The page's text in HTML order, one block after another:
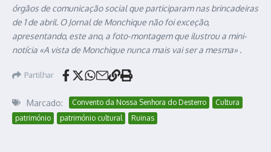
órgãos de comunicação social que participaram nas brincadeiras
de 1 de abril. O Jornal de Monchique não foi exceção,
apresentando, este ano, a foto-montagem que ilustrou a mini-
notícia «A vista de Monchique nunca mais vai ser a mesma» .
Partilhar
Marcado: Convento da Nossa Senhora do Desterro
Cultura
património
património cultural Ruinas